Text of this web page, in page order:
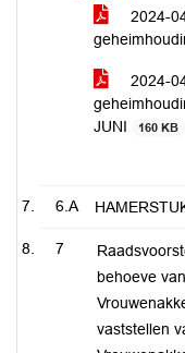
2024-
2024-
JUNI
160 KB
6.A
7
behoeve
vaststellen